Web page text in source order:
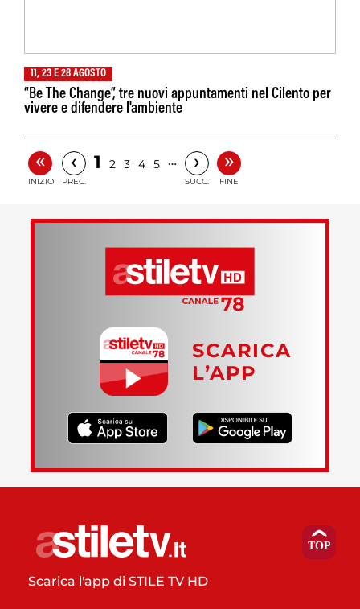
11, 23 E 28 AGOSTO
“Be The Change”, tre nuovi appuntamenti nel Cilento per
vivere e difendere l'ambiente
«
INIZIO
‹
PREC.
1 2 3 4 5 … ›
SUCC.
»
FINE
SCARICA
L’APP
Scarica l'app di STILE TV HD